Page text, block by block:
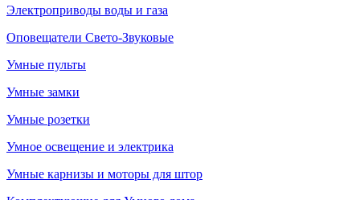
Электроприводы воды и газа
Оповещатели Свето-Звуковые
Умные пульты
Умные замки
Умные розетки
Умное освещение и электрика
Умные карнизы и моторы для штор